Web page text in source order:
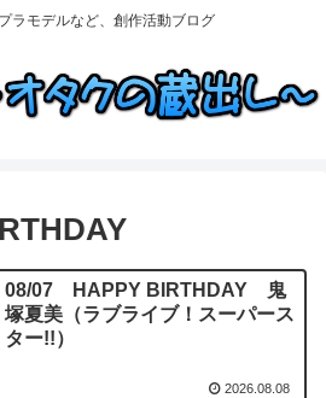
ラモデルなど、創作活動ブログ
08/07 HAPPY BIRTHDAY 鬼
塚夏美（ラブライブ！スーパース
ター!!）
2026.08.08